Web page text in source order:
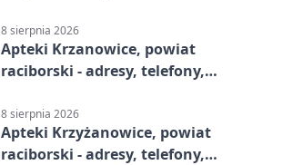
8 sierpnia 2026
Apteki Krzanowice, powiat
raciborski - adresy, telefony,
8 sierpnia 2026
Apteki Krzyżanowice, powiat
raciborski - adresy, telefony,